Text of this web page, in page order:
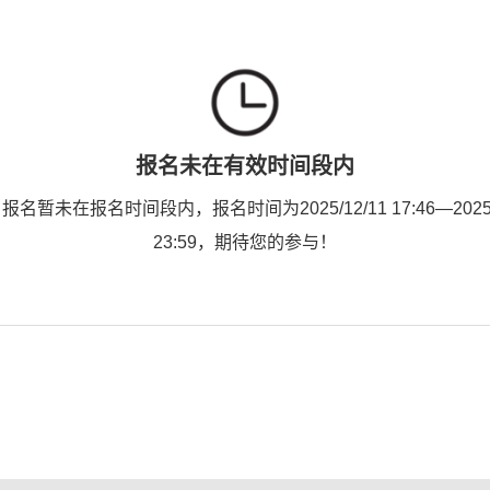
报名未在有效时间段内
名暂未在报名时间段内，报名时间为2025/12/11
23:59，期待您的参与！